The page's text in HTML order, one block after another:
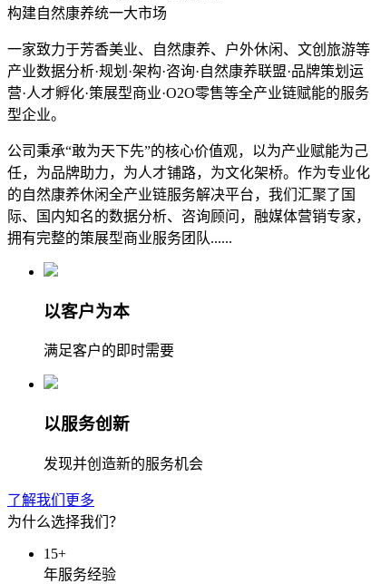
构建自然康养统一大市场
一家致力于芳香美业、自然康养、户外休闲、文创旅游等
产业数据分析·规划·架构·咨询·自然康养联盟·品牌策划运
营·人才孵化·策展型商业·O2O零售等全产业链赋能的服务
型企业。
公司秉承“敢为天下先”的核心价值观，以为产业赋能为己
任，为品牌助力，为人才铺路，为文化架桥。作为专业化
的自然康养休闲全产业链服务解决平台，我们汇聚了国
际、国内知名的数据分析、咨询顾问，融媒体营销专家，
拥有完整的策展型商业服务团队......
以客户为本
满足客户的即时需要
以服务创新
发现并创造新的服务机会
了解我们更多
为什么选择我们？
15+
年服务经验